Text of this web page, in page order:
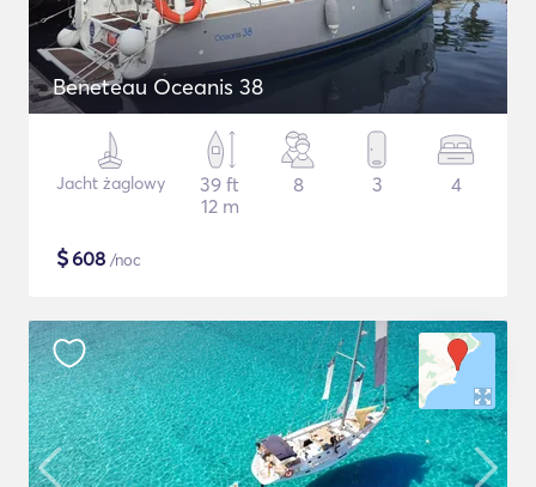
Beneteau Oceanis 38
Jacht żaglowy
39 ft
12 m
8 3 4
$608 /noc